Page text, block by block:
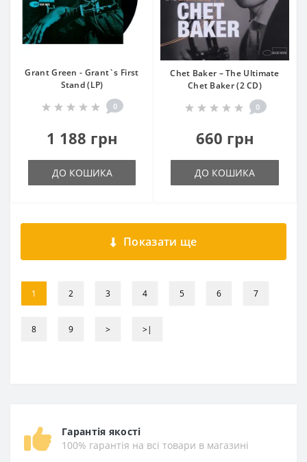
Grant Green - Grant`s First
Stand (LP)
0
1 188 грн
ДО КОШИКА
Chet Baker – The Ultimate
Chet Baker (2 CD)
0
660 грн
ДО КОШИКА
Показати ще
1 2 3 4 5 6 7
8 9 > >|
Гарантія якості
100% гарантія на всі товари в магазині